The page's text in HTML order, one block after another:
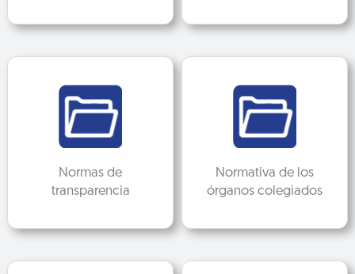
Normas de
transparencia
Normativa de los
órganos colegiados